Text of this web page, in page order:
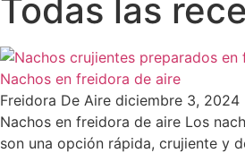
Todas las
Nachos en freidora de aire
Freidora De Aire diciembre 3, 2024
Nachos en freidora de aire Los
son una opción rápida, crujiente y